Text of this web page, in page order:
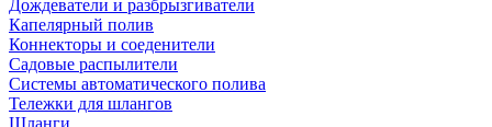
Дождеватели и разбрызгиватели
Капелярный полив
Коннекторы и соеденители
Садовые распылители
Системы автоматического полива
Тележки для шлангов
Шланги